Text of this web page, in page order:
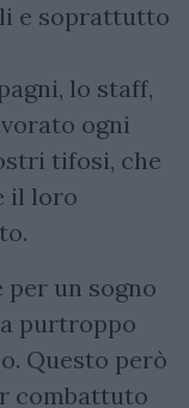
e soprattutto
lo staff,
ogni
tifosi, che
il loro
un sogno
purtroppo
Questo però
combattuto